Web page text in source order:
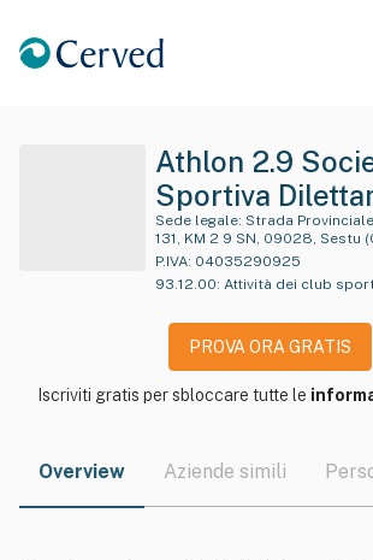
Athlon 2.9
Sportiva
Responsabilita'
Sede legale:
131, KM 2 9 SN, 09028, Sestu
P.IVA: 04035290925
93.12.00: Attività dei club
PROVA ORA GRATIS
Iscriviti gratis per sbloccare tutte le
Overview Aziende simili